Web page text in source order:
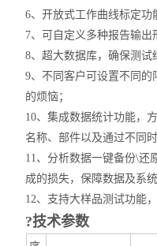
6、开放式工作曲线标定功
7、可自定义多种报告输出
8、超大数据库，确保测试
9、不同客户可设置不同
的烦恼；
10、集成数据统计功能，
名称、部件以及通过不同
11、分析数据一键备份\还
成的损失，保障数据及系统
12、支持大样品测试功能
?技术参数